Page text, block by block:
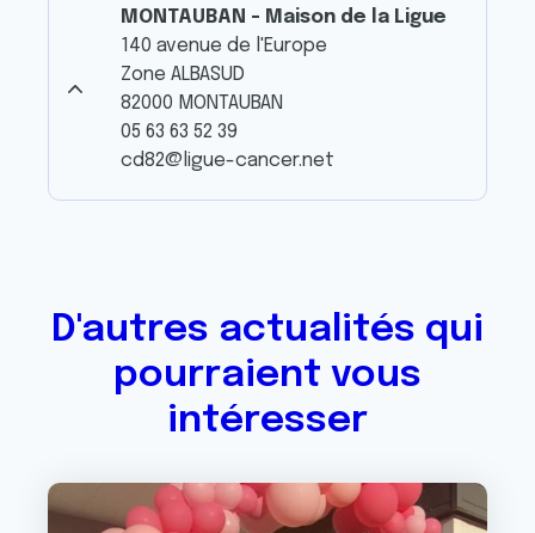
MONTAUBAN - Maison de la Ligue
140 avenue de l'Europe
Zone ALBASUD
82000 MONTAUBAN
05 63 63 52 39
cd82@ligue-cancer.net
D'autres actualités qui
pourraient vous
intéresser
Image